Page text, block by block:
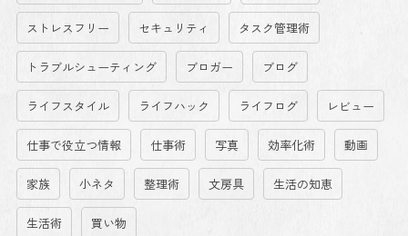
ストレスフリー セキュリティ タスク管理術
トラブルシューティング ブロガー ブログ
ライフスタイル ライフハック ライフログ レビュー
仕事で役立つ情報 仕事術 写真 効率化術 動画
家族 小ネタ 整理術 文房具 生活の知恵
生活術 買い物